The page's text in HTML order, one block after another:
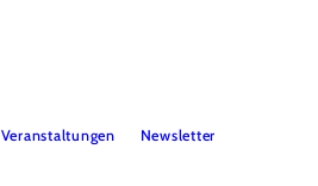
Veranstaltungen Newsletter